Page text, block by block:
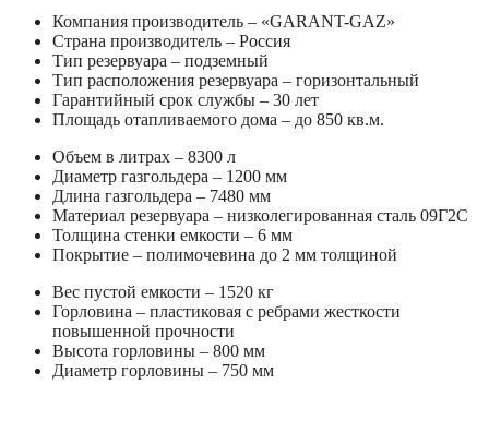
Компания производитель – «GARANT-GAZ»
Страна производитель – Россия
Тип резервуара – подземный
Тип расположения резервуара – горизонтальный
Гарантийный срок службы – 30 лет
Площадь отапливаемого дома – до 850 кв.м.
Объем в литрах – 8300 л
Диаметр газгольдера – 1200 мм
Длина газгольдера – 7480 мм
Материал резервуара – низколегированная сталь 09Г2С
Толщина стенки емкости – 6 мм
Покрытие – полимочевина до 2 мм толщиной
Вес пустой емкости – 1520 кг
Горловина – пластиковая с ребрами жесткости
повышенной прочности
Высота горловины – 800 мм
Диаметр горловины – 750 мм